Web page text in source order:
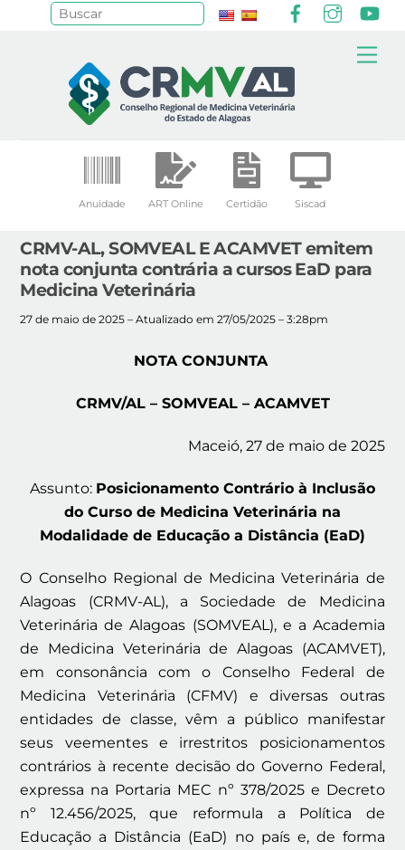
Anuidade ART Online Certidão Siscad
CRMV-AL, SOMVEAL E ACAMVET emitem
nota conjunta contrária a cursos EaD para
Medicina Veterinária
27 de maio de 2025 – Atualizado em 27/05/2025 – 3:28pm
NOTA CONJUNTA
CRMV/AL – SOMVEAL – ACAMVET
Maceió, 27 de maio de 2025
Assunto: Posicionamento Contrário à Inclusão
do Curso de Medicina Veterinária na
Modalidade de Educação a Distância (EaD)
O Conselho Regional de Medicina Veterinária de
Alagoas (CRMV-AL), a Sociedade de Medicina
Veterinária de Alagoas (SOMVEAL), e a Academia
de Medicina Veterinária de Alagoas (ACAMVET),
em consonância com o Conselho Federal de
Medicina Veterinária (CFMV) e diversas outras
entidades de classe, vêm a público manifestar
seus veementes e irrestritos posicionamentos
contrários à recente decisão do Governo Federal,
expressa na Portaria MEC nº 378/2025 e Decreto
nº 12.456/2025, que reformula a Política de
Educação a Distância (EaD) no país e, de forma